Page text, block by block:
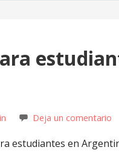
Deja un comentario
estudiantes en